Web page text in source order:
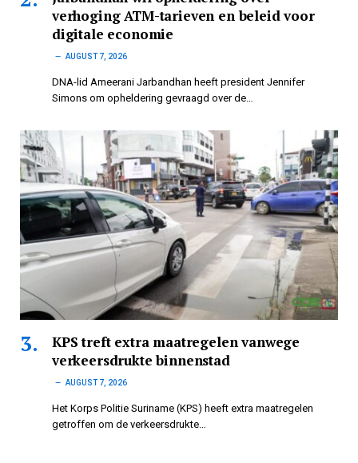
verhoging ATM-tarieven en beleid voor
digitale economie
AUGUST 7, 2026
DNA-lid Ameerani Jarbandhan heeft president Jennifer
Simons om opheldering gevraagd over de…
KPS treft extra maatregelen vanwege
verkeersdrukte binnenstad
AUGUST 7, 2026
Het Korps Politie Suriname (KPS) heeft extra maatregelen
getroffen om de verkeersdrukte…